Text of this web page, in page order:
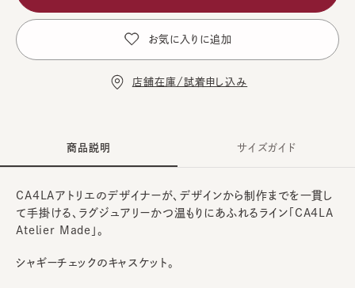
お気に入りに追加
店舗在庫/試着申し込み
商品説明
CA4LAアトリエのデザイナーが、デザインから制作までを一貫し
て手掛ける、ラグジュアリーかつ温もりにあふれるライン「CA4LA
Atelier Made」。
シャギーチェックのキャスケット。
サイズガイド